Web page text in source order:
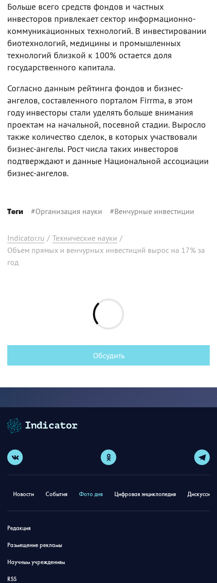
Больше всего средств фондов и частных
инвесторов привлекает сектор информационно-
коммуникационных технологий. В инвестировании
биотехнологий, медицины и промышленных
технологий близкой к 100% остается доля
государственного капитала.
Согласно данным рейтинга фондов и бизнес-
ангелов, составленного порталом Firrma, в этом
году инвесторы стали уделять больше внимания
проектам на начальной, посевной стадии. Выросло
также количество сделок, в которых участвовали
бизнес-ангелы. Рост числа таких инвесторов
подтверждают и данные Национальной ассоциации
бизнес-ангелов.
Теги #Организация науки #Венчурные инвестиции
Indicator.ru / Технические науки /
Объем прямых и венчурных инвестиций вырос на 17% за
год
Обсудить
Новости События Фото дня Цифровая энциклопедия
Редакция
Размещение рекламы
Научным учреждениям
RSS